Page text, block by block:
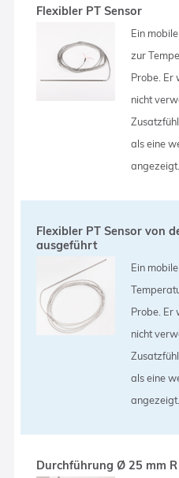
Flexibler PT Sensor
Ein
zur
Probe. Er
nicht
als eine
Flexibler PT Sensor von
ausgeführt
Ein
Probe. Er
nicht
als eine
Durchführung Ø 25 mm